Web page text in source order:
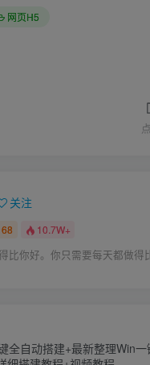
网页H5
关注
68 10.7W+
比你好。你只需要每天都做得
全自动搭建+最新整理Win